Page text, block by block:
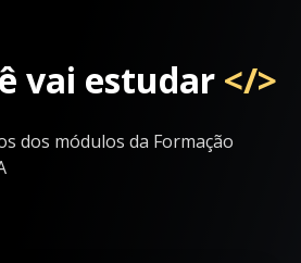
vai estudar </>
dos módulos da Formação